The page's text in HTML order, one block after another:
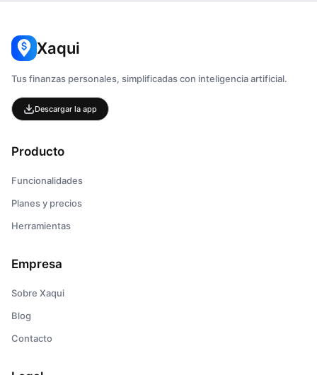
Xaqui
Tus finanzas personales, simplificadas con inteligencia artificial.
Descargar la app
Producto
Funcionalidades
Planes y precios
Herramientas
Empresa
Sobre Xaqui
Blog
Contacto